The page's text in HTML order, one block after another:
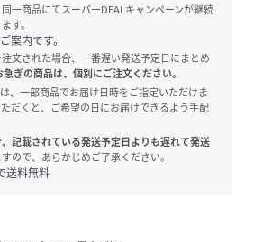
一商品にてスーパーDEALキャンペーンが継続
す。
案内です。
文された場合、一番遅い発送予定日にまとめ
急ぎの商品は、個別にご注文ください。
、一部商品でお届け日時をご指定いただけま
だくと、ご希望の日にお届けできるよう手配
記載されている発送予定日よりも遅れて発送
ので、あらかじめご了承ください。
送料無料